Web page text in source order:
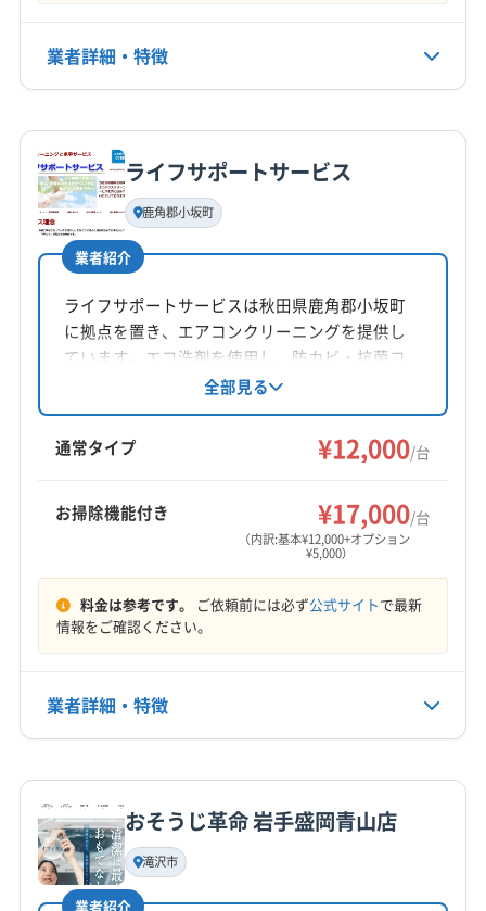
0120-745-182
業者詳細・特徴
基本情報
代表者名
非公開
所在地
青森県十和田市
対応地域
九戸郡軽米町
九戸郡洋野町
二戸郡一戸町
(青森県) むつ市
(青森県) 弘前市
(青森県) 黒石市
(青森県) 三戸郡新郷村
(青森県) 三戸郡田子町
(青森県) 三沢市
(青森県) 十和田市
(青森県) 上北郡横浜町
(青森県) 上北郡七戸町
(青森県) 上北郡東北町
(青森県) 上北郡野辺地町
定休日
月・火
0176-25-1826
ライフサポートサービス
鹿角郡小坂町
業者紹介
ライフサポートサービスは秋田県鹿角郡小坂町
に拠点を置き、エアコンクリーニングを提供し
ています。エコ洗剤を使用し、防カビ・抗菌コ
ーティングにも対応。土日祝日も対応可能で、
丁寧な作業が魅力です。
全部見る
通常タイプ ¥12,000/台
お掃除機能付き ¥17,000/台
（内訳:基本¥12,000+オプション
¥5,000）
料金は参考です。 ご依頼前には必ず公式サイトで最新
情報をご確認ください。
業者詳細・特徴
基本情報
代表者名
中川裕之
おそうじ革命 岩手盛岡青山店
滝沢市
業者紹介